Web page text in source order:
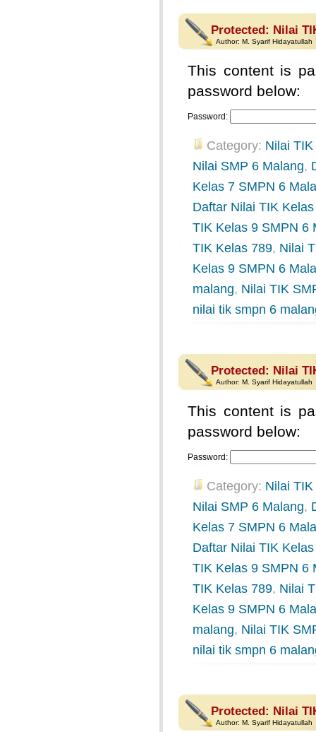
Protected: Nilai
Author: M. Syarif Hidayatullah
This content is
password below:
Password:
Category: Nilai
Nilai SMP 6 Malang,
Kelas 7 SMPN 6
Daftar Nilai TIK
TIK Kelas 9 SMPN 6
TIK Kelas 789, Nilai
Kelas 9 SMPN 6
malang, Nilai TIK
nilai tik smpn 6
Protected: Nilai
Author: M. Syarif Hidayatullah
This content is
password below:
Password:
Category: Nilai
Nilai SMP 6 Malang,
Kelas 7 SMPN 6
Daftar Nilai TIK
TIK Kelas 9 SMPN 6
TIK Kelas 789, Nilai
Kelas 9 SMPN 6
malang, Nilai TIK
nilai tik smpn 6
Protected: Nilai
Author: M. Syarif Hidayatullah